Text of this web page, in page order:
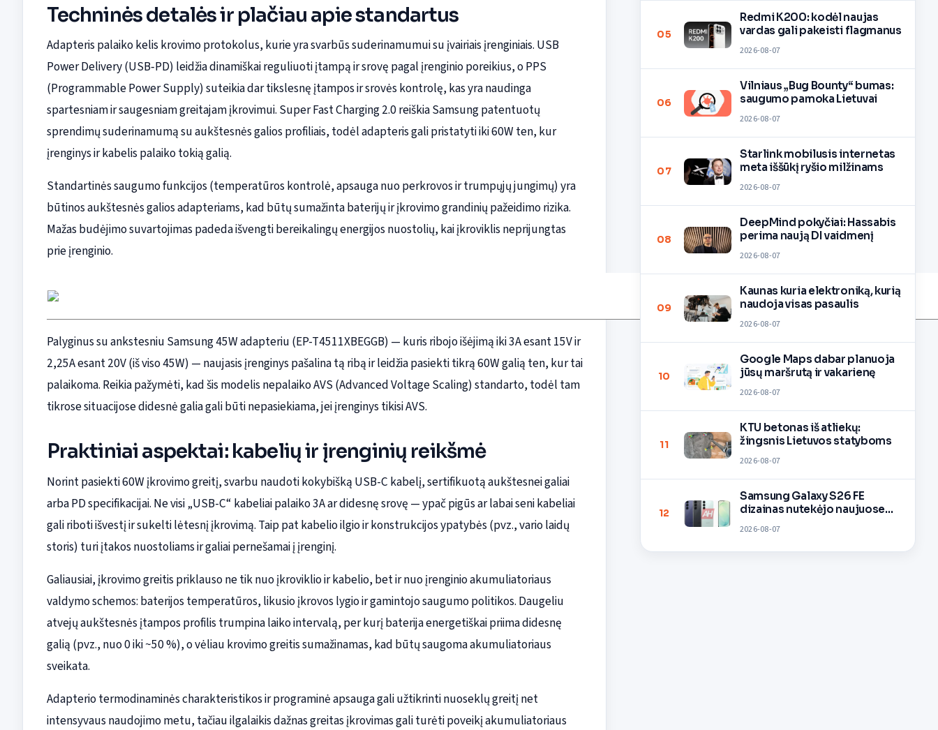
Techninės detalės ir plačiau apie standartus
Adapteris palaiko kelis krovimo protokolus, kurie yra svarbūs suderinamumui su įvairiais įrenginiais. USB
Power Delivery (USB‑PD) leidžia dinamiškai reguliuoti įtampą ir srovę pagal įrenginio poreikius, o PPS
(Programmable Power Supply) suteikia dar tikslesnę įtampos ir srovės kontrolę, kas yra naudinga
spartesniam ir saugesniam greitajam įkrovimui. Super Fast Charging 2.0 reiškia Samsung patentuotų
sprendimų suderinamumą su aukštesnės galios profiliais, todėl adapteris gali pristatyti iki 60W ten, kur
įrenginys ir kabelis palaiko tokią galią.
Standartinės saugumo funkcijos (temperatūros kontrolė, apsauga nuo perkrovos ir trumpųjų jungimų) yra
būtinos aukštesnės galios adapteriams, kad būtų sumažinta baterijų ir įkrovimo grandinių pažeidimo rizika.
Mažas budėjimo suvartojimas padeda išvengti bereikalingų energijos nuostolių, kai įkroviklis neprijungtas
prie įrenginio.
Palyginus su ankstesniu Samsung 45W adapteriu (EP-T4511XBEGGB) — kuris ribojo išėjimą iki 3A esant 15V ir
2,25A esant 20V (iš viso 45W) — naujasis įrenginys pašalina tą ribą ir leidžia pasiekti tikrą 60W galią ten, kur tai
palaikoma. Reikia pažymėti, kad šis modelis nepalaiko AVS (Advanced Voltage Scaling) standarto, todėl tam
tikrose situacijose didesnė galia gali būti nepasiekiama, jei įrenginys tikisi AVS.
Praktiniai aspektai: kabelių ir įrenginių reikšmė
Norint pasiekti 60W įkrovimo greitį, svarbu naudoti kokybišką USB-C kabelį, sertifikuotą aukštesnei galiai
arba PD specifikacijai. Ne visi „USB-C“ kabeliai palaiko 3A ar didesnę srovę — ypač pigūs ar labai seni kabeliai
gali riboti išvestį ir sukelti lėtesnį įkrovimą. Taip pat kabelio ilgio ir konstrukcijos ypatybės (pvz., vario laidų
storis) turi įtakos nuostoliams ir galiai pernešamai į įrenginį.
Galiausiai, įkrovimo greitis priklauso ne tik nuo įkroviklio ir kabelio, bet ir nuo įrenginio akumuliatoriaus
valdymo schemos: baterijos temperatūros, likusio įkrovos lygio ir gamintojo saugumo politikos. Daugeliu
atvejų aukštesnės įtampos profilis trumpina laiko intervalą, per kurį baterija energetiškai priima didesnę
galią (pvz., nuo 0 iki ~50 %), o vėliau krovimo greitis sumažinamas, kad būtų saugoma akumuliatoriaus
sveikata.
Adapterio termodinaminės charakteristikos ir programinė apsauga gali užtikrinti nuoseklų greitį net
intensyvaus naudojimo metu, tačiau ilgalaikis dažnas greitas įkrovimas gali turėti poveikį akumuliatoriaus
05
Redmi K200: kodėl naujas
vardas gali pakeisti flagmanus
2026-08-07
06
Vilniaus „Bug Bounty“ bumas:
saugumo pamoka Lietuvai
2026-08-07
07
Starlink mobilusis internetas
meta iššūkį ryšio milžinams
2026-08-07
08
DeepMind pokyčiai: Hassabis
perima naują DI vaidmenį
2026-08-07
09
Kaunas kuria elektroniką, kurią
naudoja visas pasaulis
2026-08-07
10
Google Maps dabar planuoja
jūsų maršrutą ir vakarienę
2026-08-07
11
KTU betonas iš atliekų:
žingsnis Lietuvos statyboms
2026-08-07
12
Samsung Galaxy S26 FE
dizainas nutekėjo naujuose
2026-08-07